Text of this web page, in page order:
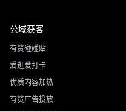
公域获客
有赞碰碰贴
爱逛爱打卡
优质内容加热
有赞广告投放